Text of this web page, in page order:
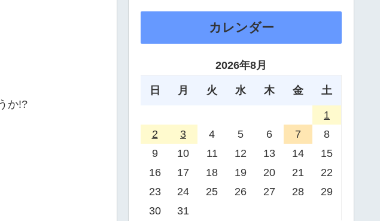
か!?
カレンダー
2026年8月
日 月 火 水 木 金 土
1
2
3 4 5 6 7
8
9
10 11 12 13 14
15
16
17 18 19 20 21
22
23
24 25 26 27 28
29
30
31